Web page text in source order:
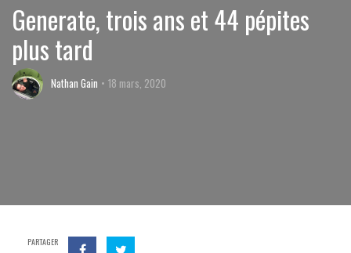
Generate, trois ans et 44 pépites
plus tard
Nathan Gain 18 mars, 2020
PARTAGER